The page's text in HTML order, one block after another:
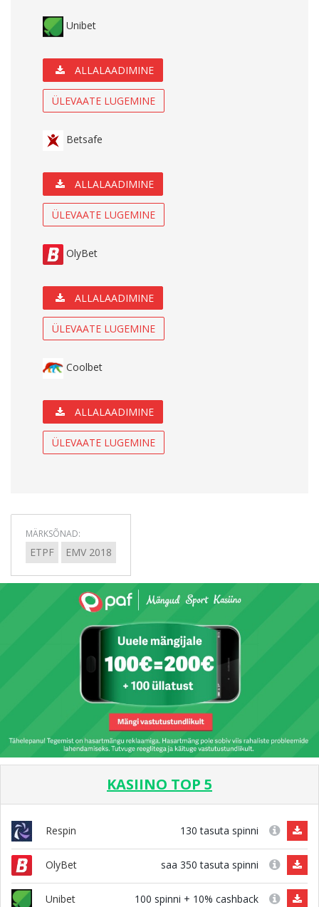
Unibet
ALLALAADIMINE
ÜLEVAATE LUGEMINE
Betsafe
ALLALAADIMINE
ÜLEVAATE LUGEMINE
OlyBet
ALLALAADIMINE
ÜLEVAATE LUGEMINE
Coolbet
ALLALAADIMINE
ÜLEVAATE LUGEMINE
MÄRKSÕNAD:
ETPF EMV 2018
KASIINO TOP 5
Respin 130 tasuta spinni
OlyBet saa 350 tasuta spinni
Unibet 100 spinni + 10% cashback